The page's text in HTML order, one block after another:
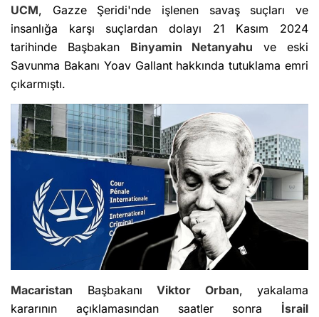
UCM, Gazze Şeridi'nde işlenen savaş suçları ve
insanlığa karşı suçlardan dolayı 21 Kasım 2024
tarihinde Başbakan Binyamin Netanyahu ve eski
Savunma Bakanı Yoav Gallant hakkında tutuklama emri
çıkarmıştı.
Macaristan Başbakanı Viktor Orban, yakalama
kararının açıklamasından saatler sonra İsrail